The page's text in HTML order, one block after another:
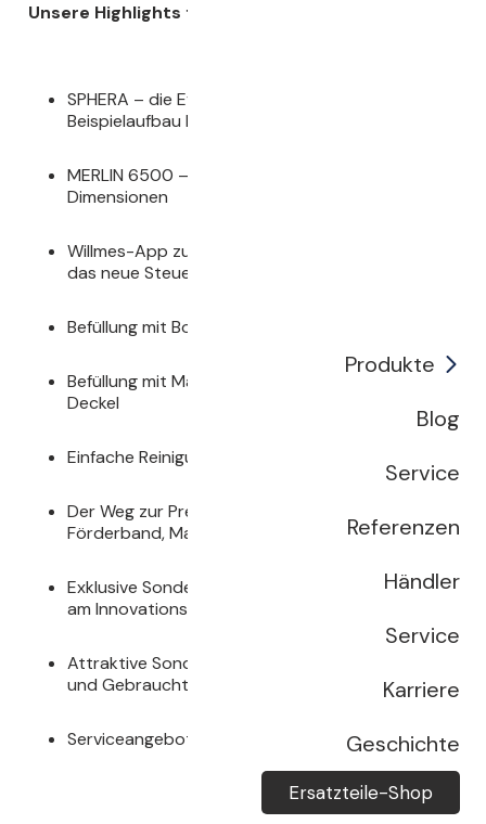
Produkte
Blog
Service
Referenzen
Händler
Service
Karriere
Geschichte
Ersatzteile-Shop
Unsere Highlights für Sie an diesem Tag:
SPHERA – die Evolution der Korbpresse – im
Beispielaufbau bereit für die Kellerei
MERLIN 6500 – der Klassiker in neuen
Dimensionen
Willmes-App zur Pressenverwaltung & Einblicke in
das neue Steuerungskonzept
Befüllung mit Boxen – der neue Universaltrichter
Befüllung mit Maische – Zentralbefüllung über den
Deckel
Einfache Reinigung – Flexidrain Reinigungsständer
Der Weg zur Presse – Abbeermaschine,
Förderband, Maischepumpe
Exklusive Sonderrabatte auf alle Angebote, die
am Innovationstag erstellt werden
Attraktive Sonderpreise auf ausgestellte Neu-
und Gebrauchtpressen
Serviceangebote für Ihre Pressen